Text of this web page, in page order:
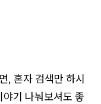
, 혼자 검색만 하시
기 나눠보셔도 좋